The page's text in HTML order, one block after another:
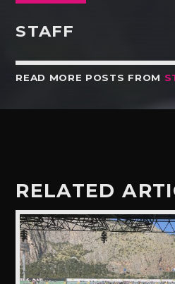
STAFF
READ MORE POSTS FROM
RELATED